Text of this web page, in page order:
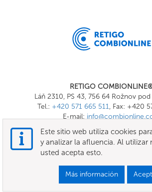
RETIGO
Láň 2310, PS 43, 756 64 Rožnov
Tel.: +420 571 665 511, Fax: +420
E-mail:
OnlineMenu
Términos Generales y
Este sitio web utiliza cookies
y analizar la afluencia. Al utilizar
usted acepta esto.
Más información